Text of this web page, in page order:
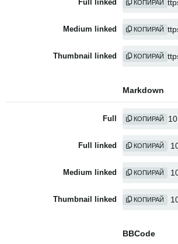
Full linked КОПИРАЙ
Medium linked КОПИРАЙ
Thumbnail linked КОПИРАЙ
Markdown
Full КОПИРАЙ
Full linked КОПИРАЙ
Medium linked КОПИРАЙ
Thumbnail linked КОПИРАЙ
BBCode